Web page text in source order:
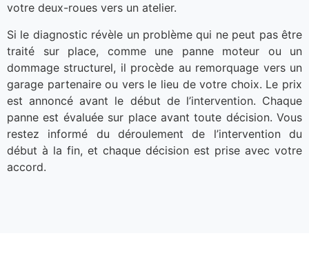
votre deux-roues vers un atelier.
Si le diagnostic révèle un problème qui ne peut pas être
traité sur place, comme une panne moteur ou un
dommage structurel, il procède au remorquage vers un
garage partenaire ou vers le lieu de votre choix. Le prix
est annoncé avant le début de l’intervention. Chaque
panne est évaluée sur place avant toute décision. Vous
restez informé du déroulement de l’intervention du
début à la fin, et chaque décision est prise avec votre
accord.